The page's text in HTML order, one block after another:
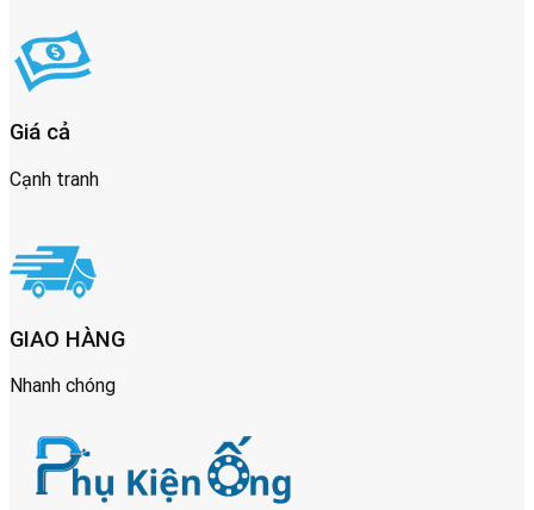
Giá cả
Cạnh tranh
GIAO HÀNG
Nhanh chóng